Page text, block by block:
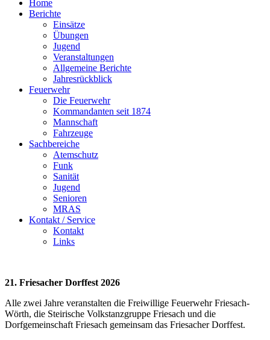
Home
Berichte
Einsätze
Übungen
Jugend
Veranstaltungen
Allgemeine Berichte
Jahresrückblick
Feuerwehr
Die Feuerwehr
Kommandanten seit 1874
Mannschaft
Fahrzeuge
Sachbereiche
Atemschutz
Funk
Sanität
Jugend
Senioren
MRAS
Kontakt / Service
Kontakt
Links
21. Friesacher Dorffest 2026
Alle zwei Jahre veranstalten die Freiwillige Feuerwehr Friesach-
Wörth, die Steirische Volkstanzgruppe Friesach und die
Dorfgemeinschaft Friesach gemeinsam das Friesacher Dorffest.